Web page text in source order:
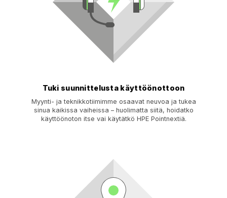
Tuki suunnittelusta käyttöönottoon
Myynti- ja teknikkotiimimme osaavat neuvoa ja tukea
sinua kaikissa vaiheissa – huolimatta siitä, hoidatko
käyttöönoton itse vai käytätkö HPE Pointnextiä.